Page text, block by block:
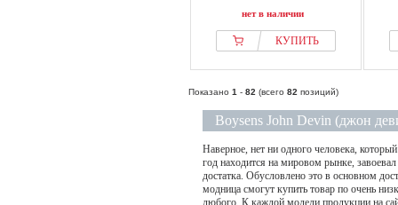
нет в наличии
КУПИТЬ
Показано 1 - 82 (всего 82 позиций)
Boysens John Devin (джон
Наверное, нет ни одного человека,
год находится на мировом рынке,
достатка. Обусловлено это в основном
модница смогут купить товар по очень
любого. К каждой модели продукции на